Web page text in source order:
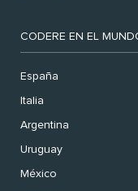
CODERE EN EL
España
Italia
Argentina
Uruguay
México